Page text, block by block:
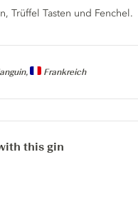
Frankreich
Trüffel Tasten und Fenchel.
this gin